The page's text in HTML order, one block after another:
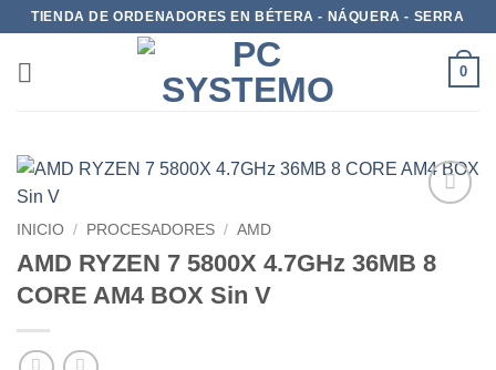
TIENDA DE ORDENADORES EN BÉTERA - NÁQUERA - SERRA
0
INICIO / PROCESADORES / AMD
AMD RYZEN 7 5800X 4.7GHz 36MB 8
CORE AM4 BOX Sin V